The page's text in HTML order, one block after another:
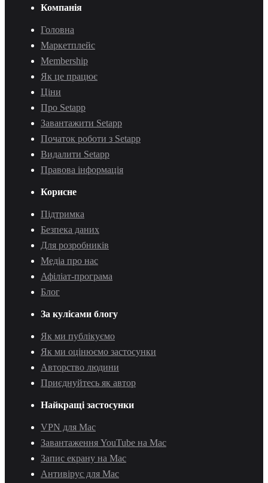
Компанія
Головна
Маркетплейс
Membership
Як це працює
Ціни
Про Setapp
Завантажити Setapp
Початок роботи з Setapp
Видалити Setapp
Правова інформація
Корисне
Підтримка
Безпека даних
Для розробників
Медіа про нас
Афіліат-програма
Блог
За кулісами блогу
Як ми публікуємо
Як ми оцінюємо застосунки
Авторство людини
Приєднуйтесь як автор
Найкращі застосунки
VPN для Mac
Завантаження YouTube на Mac
Запис екрану на Mac
Антивірус для Mac